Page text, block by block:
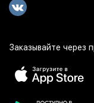
Заказывайте через